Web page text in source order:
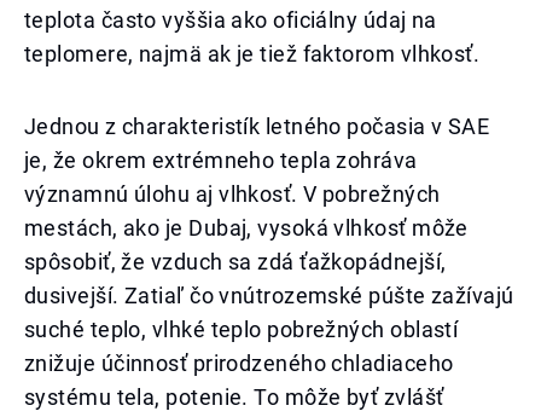
teplota často vyššia ako oficiálny údaj na
teplomere, najmä ak je tiež faktorom vlhkosť.
Jednou z charakteristík letného počasia v SAE
je, že okrem extrémneho tepla zohráva
významnú úlohu aj vlhkosť. V pobrežných
mestách, ako je Dubaj, vysoká vlhkosť môže
spôsobiť, že vzduch sa zdá ťažkopádnejší,
dusivejší. Zatiaľ čo vnútrozemské púšte zažívajú
suché teplo, vlhké teplo pobrežných oblastí
znižuje účinnosť prirodzeného chladiaceho
systému tela, potenie. To môže byť zvlášť